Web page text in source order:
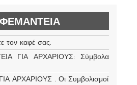
τον καφέ σας.
ΓΙΑ ΑΡΧΑΡΙΟΥΣ: Σύμβολα
ΑΡΧΑΡΙΟΥΣ . Οι Συμβολισμοί